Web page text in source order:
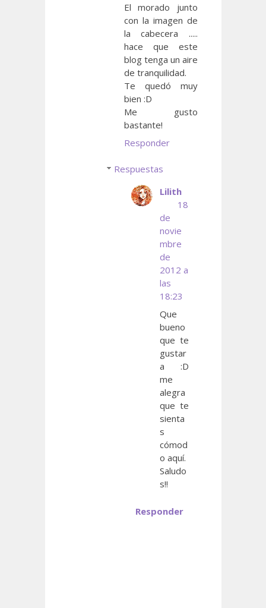
El morado junto
con la imagen de
la cabecera .....
hace que este
blog tenga un aire
de tranquilidad.
Te quedó muy
bien :D
Me gusto
bastante!
Responder
Respuestas
Lilith
18
de
novie
mbre
de
2012 a
las
18:23
Que
bueno
que te
gustar
a :D
me
alegra
que te
sienta
s
cómod
o aquí.
Saludo
s!!
Responder